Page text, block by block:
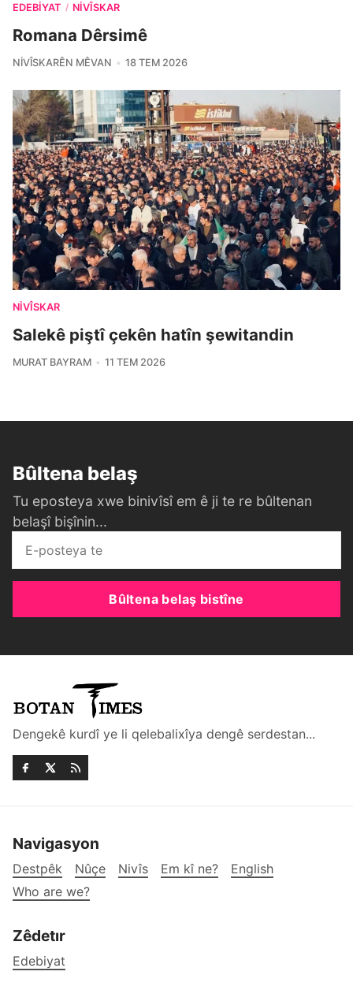
EDEBIYAT / NIVÎSKAR
Romana Dêrsimê
NIVÎSKARÊN MÊVAN 18 TEM 2026
NIVÎSKAR
Salekê piştî çekên hatîn şewitandin
MURAT BAYRAM 11 TEM 2026
Bûltena belaş
Tu eposteya xwe binivîsî em ê ji te re bûltenan
belaşî bişînin...
Bûltena belaş bistîne
Dengekê kurdî ye li qelebalixîya dengê serdestan...
Navigasyon
Destpêk Nûçe Nivîs Em kî ne?
English
Who are we?
Zêdetır
Edebiyat